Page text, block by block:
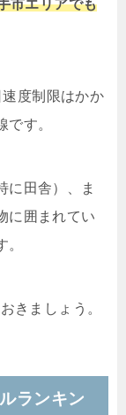
市エリアでも
度制限はかか
す。
に田舎）、ま
に囲まれてい
きましょう。
ランキン